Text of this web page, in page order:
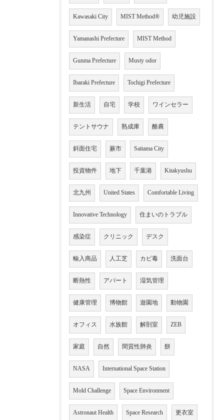
Kawasaki City MIST Method® 幼児施設
Yamanashi Prefecture MIST Method
Gunma Prefecture Musty odor
Ibaraki Prefecture Tochigi Prefecture
新生活 自宅 学校 ワインセラー
テントサウナ 熟成庫 酪農
斜面住宅 蕨市 Saitama City
投資物件 地下 千葉港 Kitakyushu
北九州 United States Comfortable Living
Innovative Technology 住まいのトラブル
感染症 クリニック デスク
輸入商品 人工芝 カビ毒 洗面台
断熱性 アパート 湿気管理
健康管理 博物館 遊園地 動物園
オフィス 水族館 解剖室 ZEB
家庭 自然 間質性肺炎 餅
NASA International Space Station
Mold Challenge Space Environment
Astronaut Health Space Research 更衣室